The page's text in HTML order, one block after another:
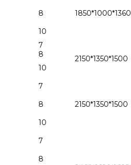
1850*1000*1360
8
10
7
2150*1350*1500
8
10
7
2150*1350*1500
8
10
7
8